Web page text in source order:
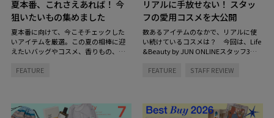
夏本番、これさえあれば！ 今
狙いたいもの集めました
夏本番に向けて、今こそチェックした
いアイテムを厳選。この夏の相棒に迎
えたいバッグやコスメ、香りもの、イ
プをご紹介します。
FEATURE
リアルに手放せない！ スタッ
フの愛用コスメを大公開
数あるアイテムのなかで、リアルに使
い続けているコスメは？ 今回は、Life
&Beauty by JUN ONLINEスタッフ3名
キンケアからヘアケアまで、毎日の定
FEATURE STAFF REVIEW